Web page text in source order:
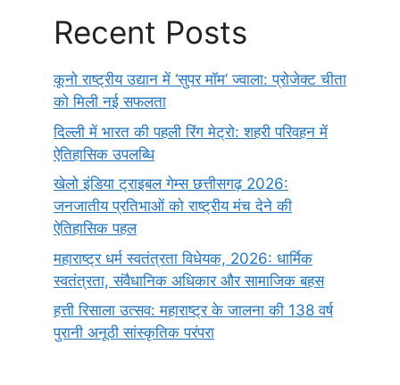
Recent Posts
कूनो राष्ट्रीय उद्यान में ‘सुपर मॉम’ ज्वाला: प्रोजेक्ट चीता
को मिली नई सफलता
दिल्ली में भारत की पहली रिंग मेट्रो: शहरी परिवहन में
ऐतिहासिक उपलब्धि
खेलो इंडिया ट्राइबल गेम्स छत्तीसगढ़ 2026:
जनजातीय प्रतिभाओं को राष्ट्रीय मंच देने की
ऐतिहासिक पहल
महाराष्ट्र धर्म स्वतंत्रता विधेयक, 2026: धार्मिक
स्वतंत्रता, संवैधानिक अधिकार और सामाजिक बहस
हत्ती रिसाला उत्सव: महाराष्ट्र के जालना की 138 वर्ष
पुरानी अनूठी सांस्कृतिक परंपरा